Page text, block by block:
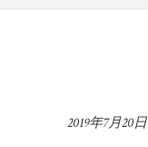
2019年7月20日